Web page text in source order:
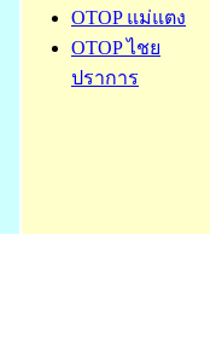
OTOP แม่แตง
OTOP ไชย
ปราการ